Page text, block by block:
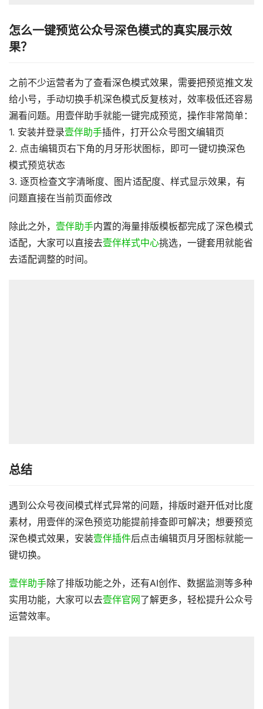
怎么一键预览公众号深色模式的真实展示效
果？
之前不少运营者为了查看深色模式效果，需要把预览推文发
给小号，手动切换手机深色模式反复核对，效率极低还容易
漏看问题。用壹伴助手就能一键完成预览，操作非常简单：
1. 安装并登录壹伴助手插件，打开公众号图文编辑页
2. 点击编辑页右下角的月牙形状图标，即可一键切换深色
模式预览状态
3. 逐页检查文字清晰度、图片适配度、样式显示效果，有
问题直接在当前页面修改
除此之外， 壹伴助手内置的海量排版模板都完成了深色模式
适配，大家可以直接去壹伴样式中心挑选，一键套用就能省
去适配调整的时间。
总结
遇到公众号夜间模式样式异常的问题，排版时避开低对比度
素材，用壹伴的深色预览功能提前排查即可解决；想要预览
深色模式效果，安装壹伴插件后点击编辑页月牙图标就能一
键切换。
壹伴助手除了排版功能之外，还有AI创作、数据监测等多种
实用功能，大家可以去壹伴官网了解更多，轻松提升公众号
运营效率。